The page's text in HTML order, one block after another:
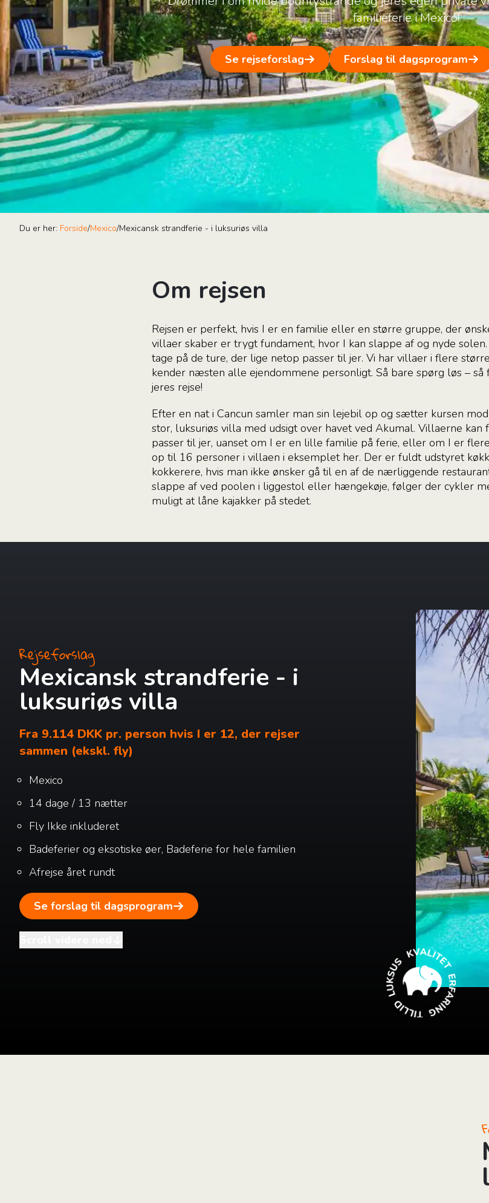
familieferie i Mexico!
Se rejseforslag Forslag til dagsprogram
Du er her: Forside/Mexico/Mexicansk strandferie - i luksuriøs villa
Om rejsen
Rejsen er perfekt, hvis I er en familie eller en større gruppe, der
villaer skaber er trygt fundament, hvor I kan slappe af og nyde
tage på de ture, der lige netop passer til jer. Vi har villaer i flere
kender næsten alle ejendommene personligt. Så bare spørg løs –
jeres rejse!
Efter en nat i Cancun samler man sin lejebil op og sætter kursen
stor, luksuriøs villa med udsigt over havet ved Akumal. Villaerne kan
passer til jer, uanset om I er en lille familie på ferie, eller om I er
op til 16 personer i villaen i eksemplet her. Der er fuldt udstyret
kokkerere, hvis man ikke ønsker gå til en af de nærliggende
slappe af ved poolen i liggestol eller hængekøje, følger der cykler
muligt at låne kajakker på stedet.
Rejseforslag
Mexicansk strandferie - i
luksuriøs villa
Fra 9.114 DKK pr. person hvis I er 12, der rejser
sammen (ekskl. fly)
Mexico
14 dage / 13 nætter
Fly Ikke inkluderet
Badeferier og eksotiske øer, Badeferie for hele familien
Afrejse året rundt
Se forslag til dagsprogram